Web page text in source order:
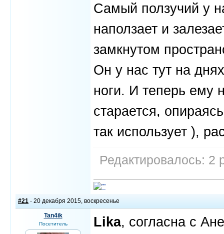
Самый ползучий у
наползает и
замкнутом
Он у нас тут на
ноги. И теперь ему
старается,
так использует ),
Редактировалось: 2
#21 - 20 декабря 2015, воскресенье
Tan4ik
Посетитель Lika, согласна с